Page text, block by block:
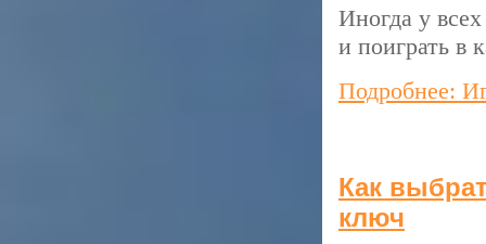
Иногда у
и поиграть в
Подробнее:
Как
ключ